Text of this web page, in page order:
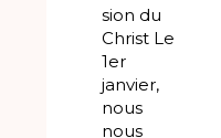
sion du
Christ Le
1er
janvier,
nous
nous